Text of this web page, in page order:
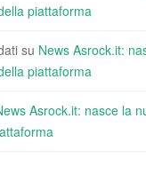
piattaforma
su News Asrock.it:
piattaforma
Asrock.it: nasce la